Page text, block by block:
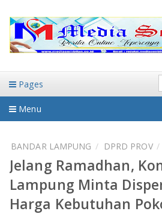
Pages
Menu
DAERAH
NASIONAL
HUKUM-KRIMINAL
BANDAR LAMPUNG DPRD PROV
Jelang Ramadhan,
Lampung Minta
Harga Kebutuhan